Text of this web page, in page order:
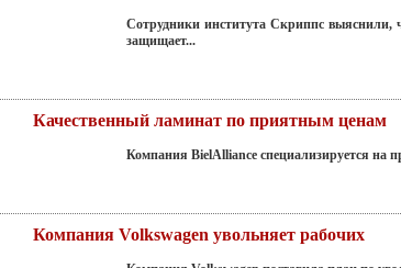
Сотрудники института Скриппс выяснили,
защищает...
Качественный ламинат по приятным ценам
Компания BielAlliance специализируется на
Компания Volkswagen увольняет рабочих